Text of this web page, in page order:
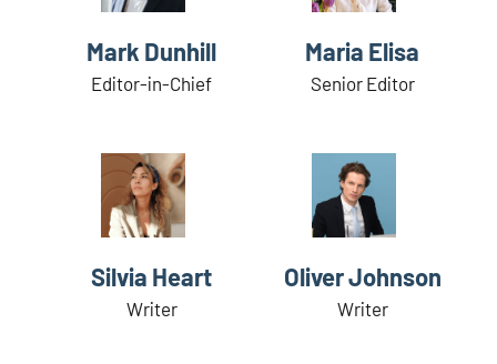
Mark Dunhill
Editor-in-Chief
Silvia Heart
Writer
Maria Elisa
Senior Editor
Oliver Johnson
Writer